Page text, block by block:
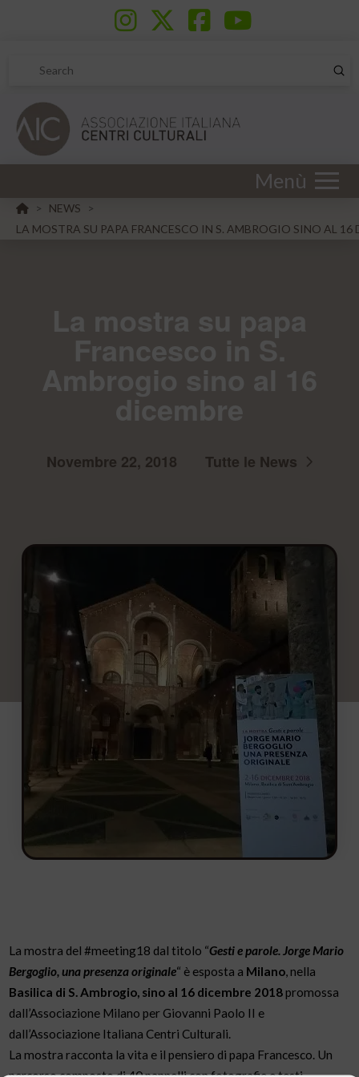
Search
Menù
HOME
> NEWS
>
LA MOSTRA SU PAPA FRANCESCO IN S. AMBROGIO SINO AL 16
Novembre 22, 2018 Tutte le News
La mostra del #meeting18 dal titolo “Gesti e parole. Jorge Mario
Bergoglio, una presenza originale“ è esposta a Milano, nella
Basilica di S. Ambrogio, sino al 16 dicembre 2018 promossa
dall’Associazione Milano per Giovanni Paolo II e
dall’Associazione Italiana Centri Culturali.
La mostra racconta la vita e il pensiero di papa Francesco. Un